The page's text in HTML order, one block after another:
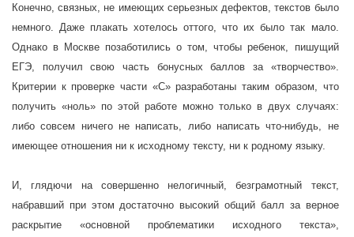
Конечно, связных, не имеющих серьезных дефектов, текстов было
немного. Даже плакать хотелось оттого, что их было так мало.
Однако в Москве позаботились о том, чтобы ребенок, пишущий
ЕГЭ, получил свою часть бонусных баллов за «творчество».
Критерии к проверке части «С» разработаны таким образом, что
получить «ноль» по этой работе можно только в двух случаях:
либо совсем ничего не написать, либо написать что-нибудь, не
имеющее отношения ни к исходному тексту, ни к родному языку.
И, глядючи на совершенно нелогичный, безграмотный текст,
набравший при этом достаточно высокий общий балл за верное
раскрытие «основной проблематики исходного текста»,